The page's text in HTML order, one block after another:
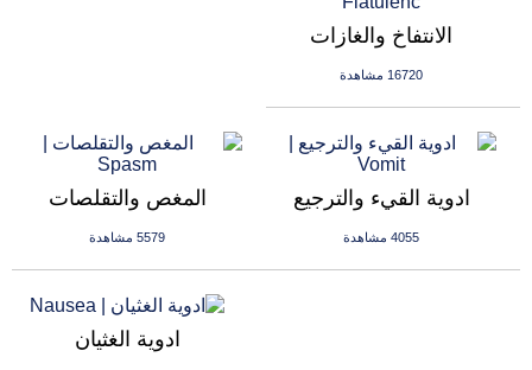
الانتفاخ والغازات
16720 مشاهدة
المغص والتقلصات
5579 مشاهدة
ادوية القيء والترجيع
4055 مشاهدة
ادوية الغثيان